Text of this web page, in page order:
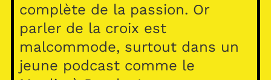
complète de la passion. Or
parler de la croix est
malcommode, surtout dans un
jeune podcast comme le